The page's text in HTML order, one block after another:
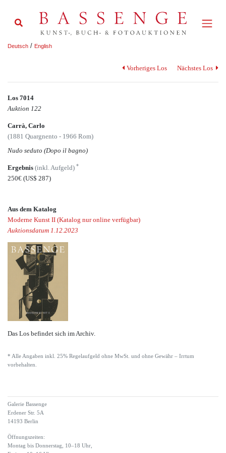
Deutsch / English
Vorheriges Los Nächstes Los
Los 7014
Auktion 122
Carrà, Carlo
(1881 Quargnento - 1966 Rom)
Nudo seduto (Dopo il bagno)
Ergebnis (inkl. Aufgeld) *
250€ (US$ 287)
Aus dem Katalog
Moderne Kunst II (Katalog nur online verfügbar)
Auktionsdatum 1.12.2023
Das Los befindet sich im Archiv.
* Alle Angaben inkl. 25% Regelaufgeld ohne MwSt. und ohne Gewähr – Irrtum
vorbehalten.
Galerie Bassenge
Erdener Str. 5A
14193 Berlin
Öffnungszeiten:
Montag bis Donnerstag, 10–18 Uhr,